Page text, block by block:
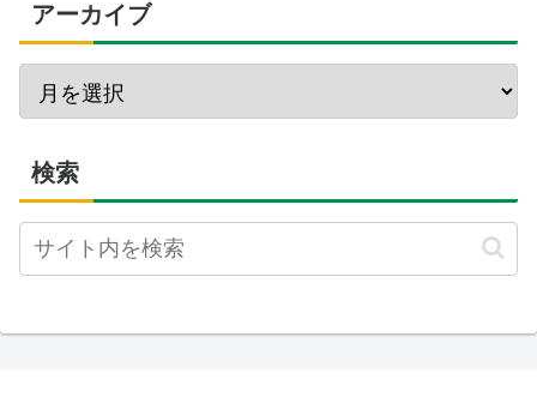
アーカイブ
検索